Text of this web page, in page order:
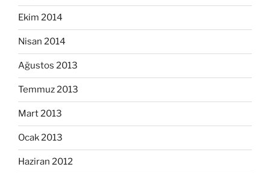
Ekim 2014
Nisan 2014
Ağustos 2013
Temmuz 2013
Mart 2013
Ocak 2013
Haziran 2012